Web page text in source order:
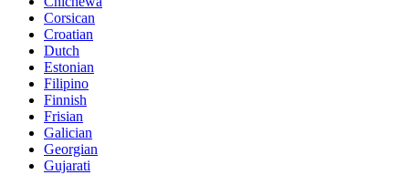
Corsican
Croatian
Dutch
Estonian
Filipino
Finnish
Frisian
Galician
Georgian
Gujarati